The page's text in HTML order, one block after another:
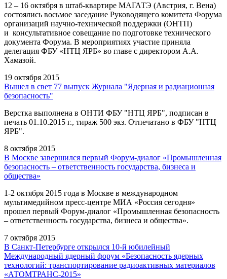
12 – 16 октября в штаб-квартире МАГАТЭ (Австрия, г. Вена)
состоялись восьмое заседание Руководящего комитета Форума
организаций научно-технической поддержки (ОНТП)
и консультативное совещание по подготовке технического
документа Форума. В мероприятиях участие приняла
делегация ФБУ «НТЦ ЯРБ» во главе с директором А.А.
Хамазой.
19 октября 2015
Вышел в свет 77 выпуск Журнала "Ядерная и радиационная
безопасность"
Верстка выполнена в ОНТИ ФБУ "НТЦ ЯРБ", подписан в
печать 01.10.2015 г., тираж 500 экз. Отпечатано в ФБУ "НТЦ
ЯРБ".
8 октября 2015
В Москве завершился первый Форум-диалог «Промышленная
безопасность – ответственность государства, бизнеса и
общества»
1-2 октября 2015 года в Москве в международном
мультимедийном пресс-центре МИА «Россия сегодня»
прошел первый Форум-диалог «Промышленная безопасность
– ответственность государства, бизнеса и общества».
7 октября 2015
В Санкт-Петербурге открылся 10-й юбилейный
Международный ядерный форум «Безопасность ядерных
технологий: транспортирование радиоактивных материалов
«АТОМТРАНС-2015»